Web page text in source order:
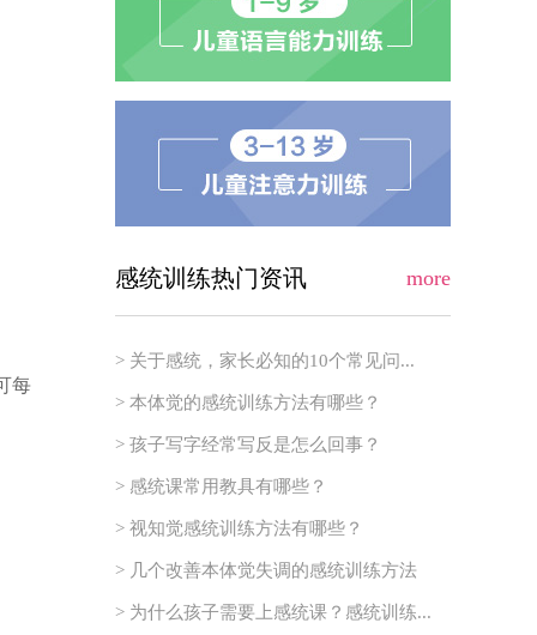
每
感统训练热门资讯 more
> 关于感统，家长必知的10个常见问...
> 本体觉的感统训练方法有哪些？
> 孩子写字经常写反是怎么回事？
> 感统课常用教具有哪些？
> 视知觉感统训练方法有哪些？
> 几个改善本体觉失调的感统训练方法
> 为什么孩子需要上感统课？感统训练...